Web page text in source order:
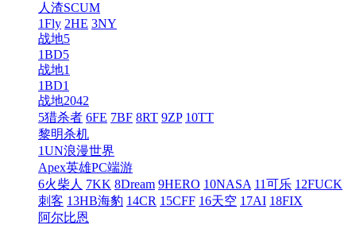
人渣SCUM
1Fly 2HE 3NY
战地5
1BD5
战地1
1BD1
战地2042
5猎杀者 6FE 7BF 8RT 9ZP 10TT
黎明杀机
1UN浪漫世界
Apex英雄PC端游
6火柴人 7KK 8Dream 9HERO 10NASA 11可乐 12FUCK
刺客 13HB海豹 14CR 15CFF 16天空 17AI 18FIX
阿尔比恩